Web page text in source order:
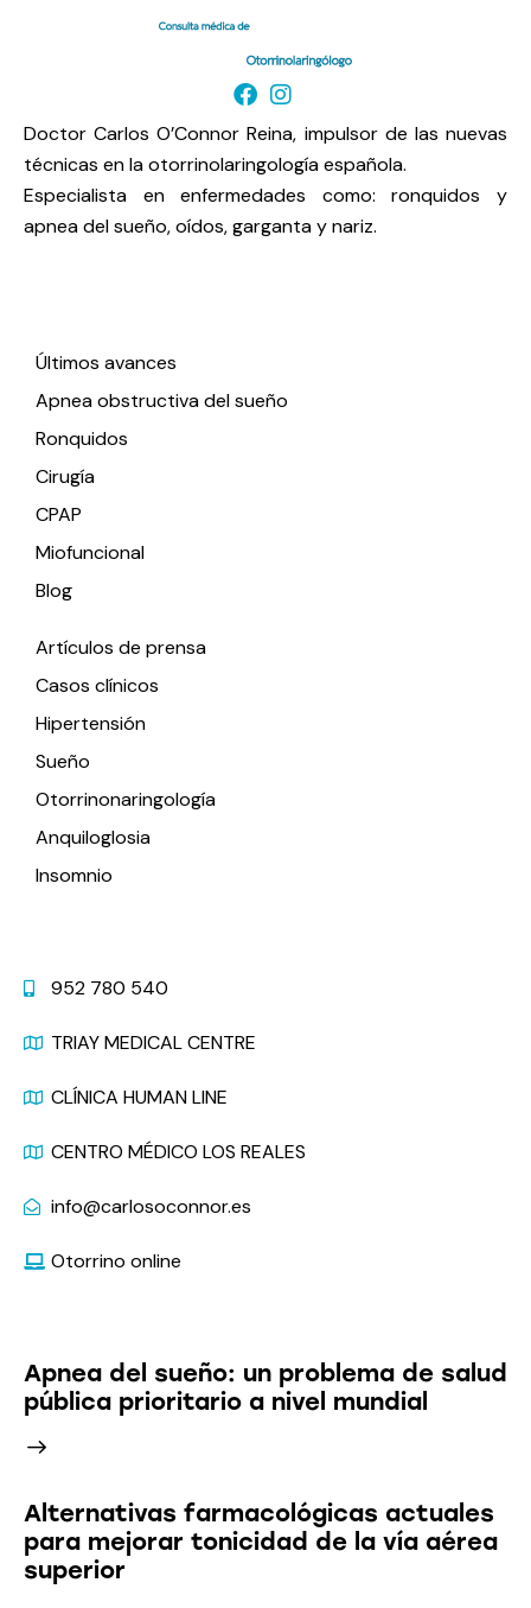
Doctor Carlos O’Connor Reina, impulsor de las nuevas
técnicas en la otorrinolaringología española.
Especialista en enfermedades como: ronquidos y
apnea del sueño, oídos, garganta y nariz.
Últimos avances
Apnea obstructiva del sueño
Ronquidos
Cirugía
CPAP
Miofuncional
Blog
Artículos de prensa
Casos clínicos
Hipertensión
Sueño
Otorrinonaringología
Anquiloglosia
Insomnio
952 780 540
TRIAY MEDICAL CENTRE
CLÍNICA HUMAN LINE
CENTRO MÉDICO LOS REALES
info@carlosoconnor.es
Otorrino online
Apnea del sueño: un problema de salud
pública prioritario a nivel mundial
Alternativas farmacológicas actuales
para mejorar tonicidad de la vía aérea
superior